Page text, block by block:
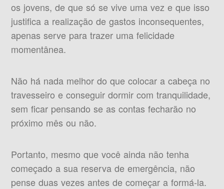
os jovens, de que só se vive uma vez e que isso
justifica a realização de gastos inconsequentes,
apenas serve para trazer uma felicidade
momentânea.
Não há nada melhor do que colocar a cabeça no
travesseiro e conseguir dormir com tranquilidade,
sem ficar pensando se as contas fecharão no
próximo mês ou não.
Portanto, mesmo que você ainda não tenha
começado a sua reserva de emergência, não
pense duas vezes antes de começar a formá-la.